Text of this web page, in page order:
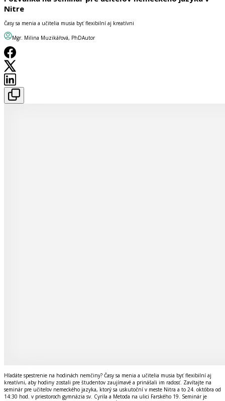
Nitre
Časy sa menia a učitelia musia byť flexibilní aj kreatívni
Mgr. Milina Muzikářová, PhDAutor
Hľadáte spestrenie na hodinách nemčiny? Časy sa menia a učitelia musia byť flexibilní aj
kreatívni, aby hodiny zostali pre študentov zaujímavé a prinášali im radosť. Zavítajte na
seminár pre učiteľov nemeckého jazyka, ktorý sa uskutoční v meste Nitra a to 24. októbra od
14:30 hod. v priestoroch gymnázia sv. Cyrila a Metoda na ulici Farského 19. Seminár je